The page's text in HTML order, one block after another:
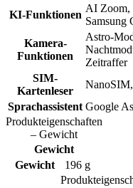
KI-Funktionen
AI Zoom,
Samsung
Kamera-
Funktionen
Astro-
Zeitraffer
SIM-
Kartenleser
Sprachassistent Google
Produkteigenschaften
– Gewicht
Gewicht
Gewicht
196 g